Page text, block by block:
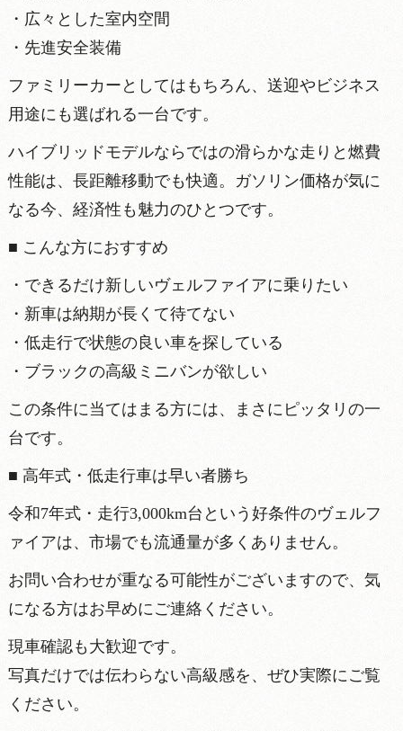
・広々とした室内空間
・先進安全装備
ファミリーカーとしてはもちろん、送迎やビジネス
用途にも選ばれる一台です。
ハイブリッドモデルならではの滑らかな走りと燃費
性能は、長距離移動でも快適。ガソリン価格が気に
なる今、経済性も魅力のひとつです。
■ こんな方におすすめ
・できるだけ新しいヴェルファイアに乗りたい
・新車は納期が長くて待てない
・低走行で状態の良い車を探している
・ブラックの高級ミニバンが欲しい
この条件に当てはまる方には、まさにピッタリの一
台です。
■ 高年式・低走行車は早い者勝ち
令和7年式・走行3,000km台という好条件のヴェルフ
ァイアは、市場でも流通量が多くありません。
お問い合わせが重なる可能性がございますので、気
になる方はお早めにご連絡ください。
現車確認も大歓迎です。
写真だけでは伝わらない高級感を、ぜひ実際にご覧
ください。